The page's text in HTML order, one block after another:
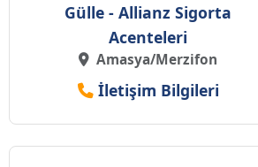
Gülle - Allianz Sigorta
Acenteleri
Amasya/Merzifon
İletişim Bilgileri